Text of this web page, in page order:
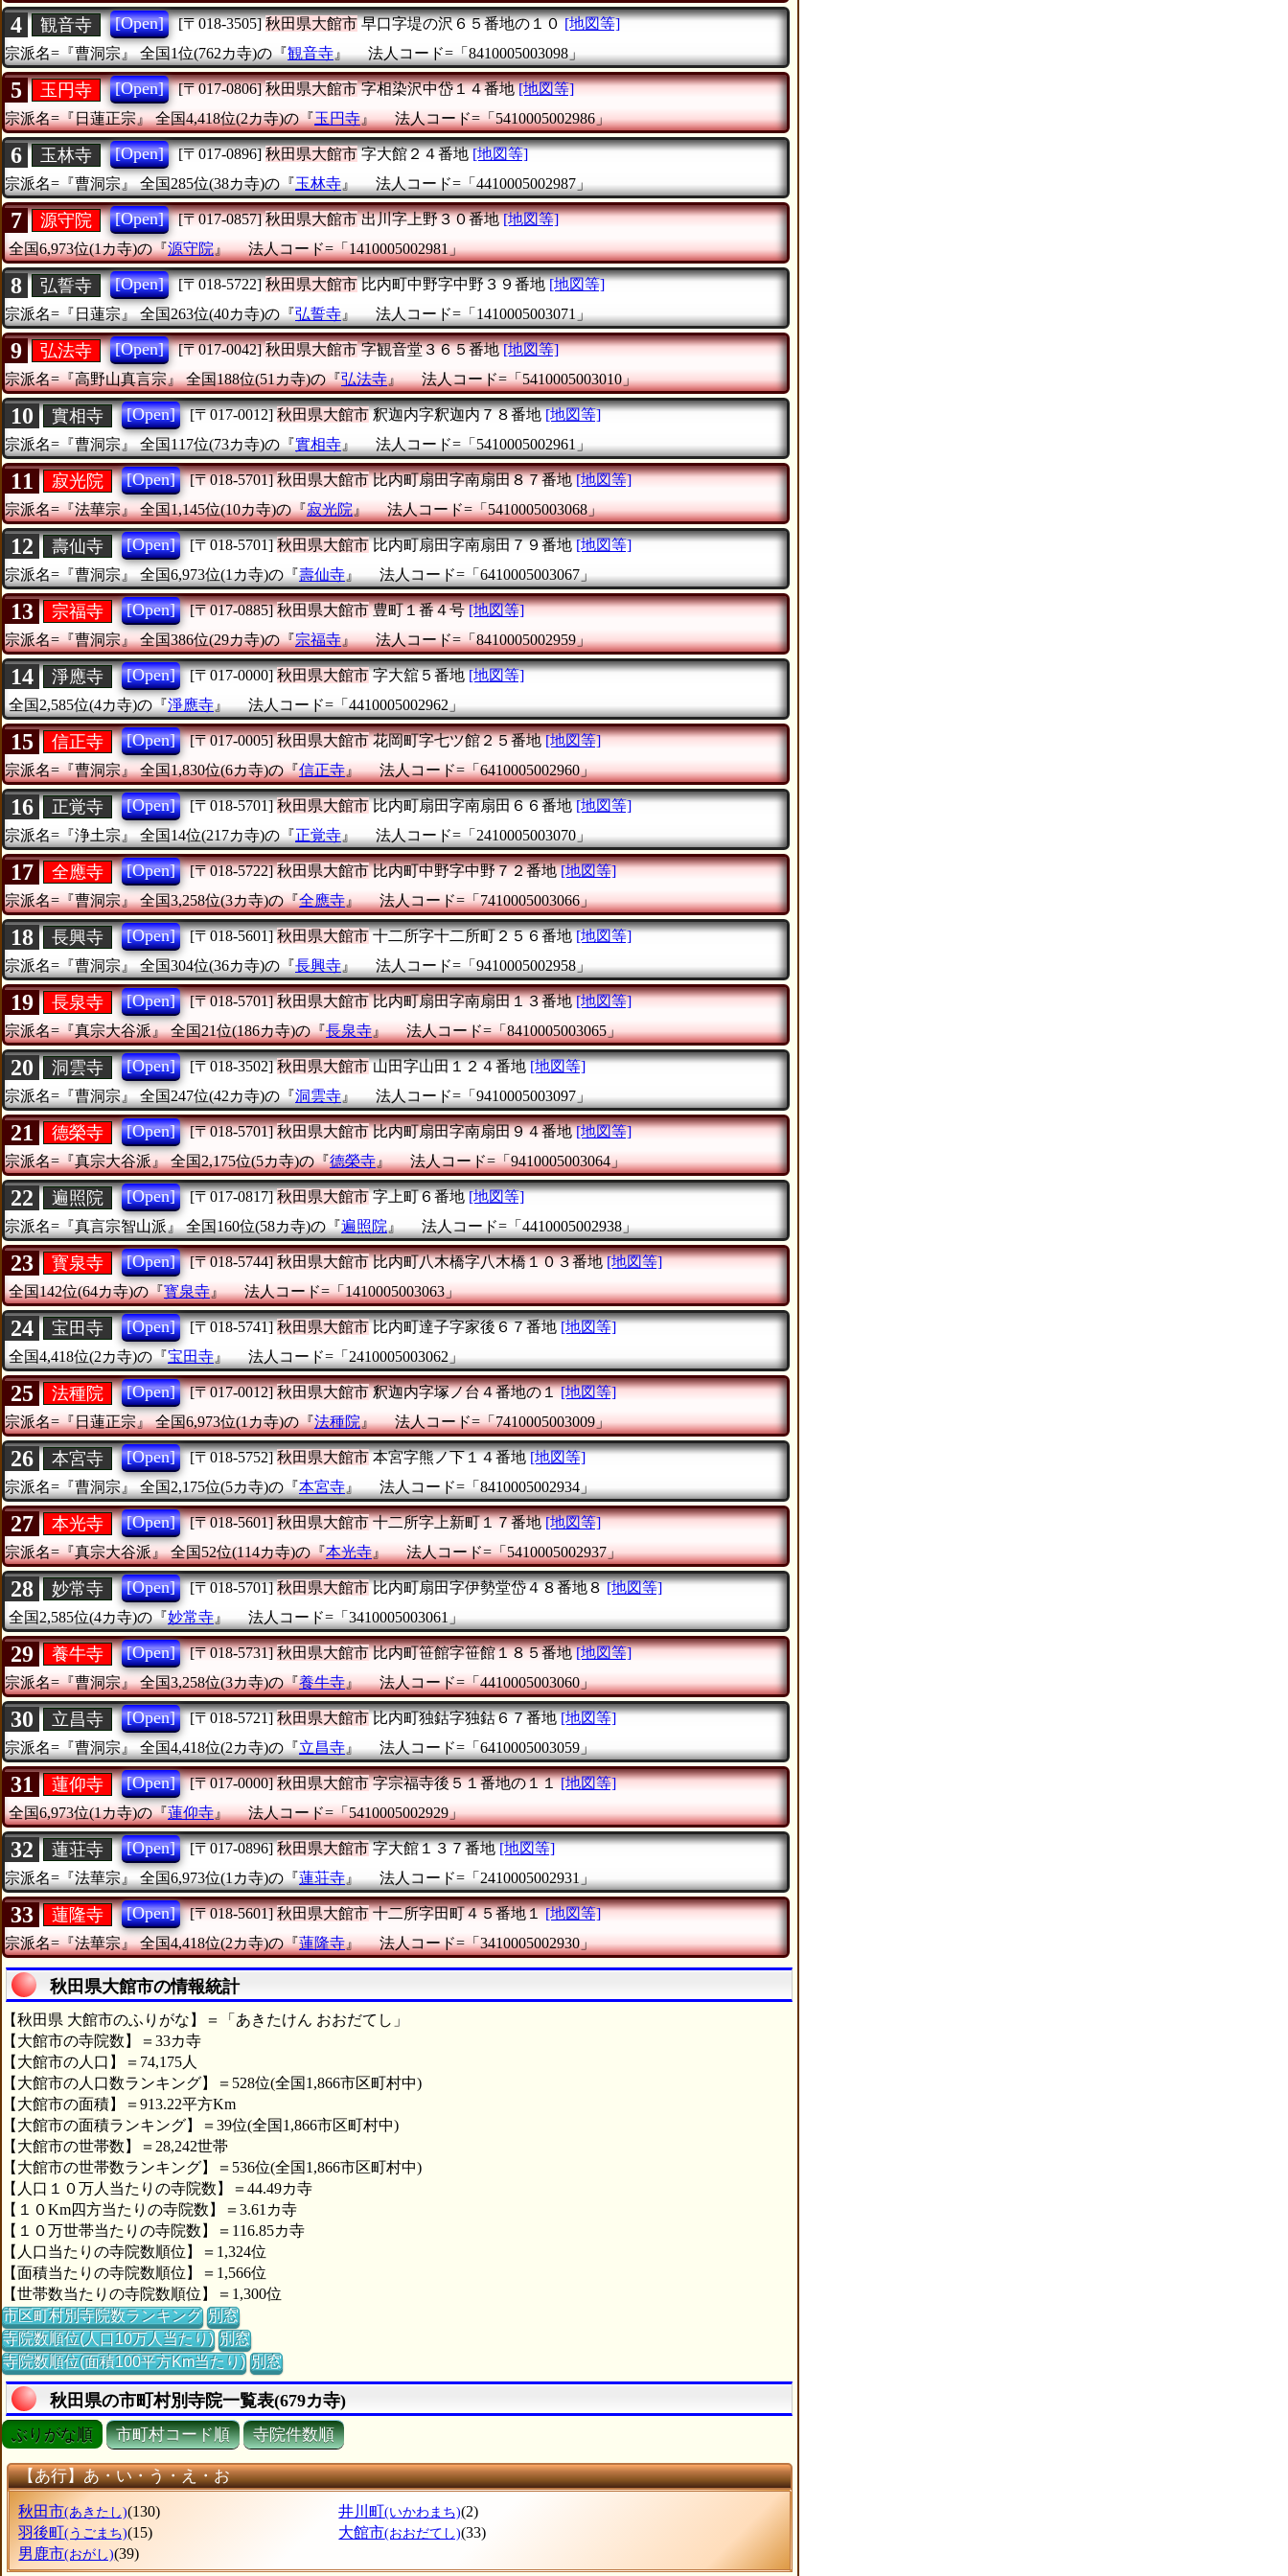
4 観音寺 [Open] [〒018-3505] 秋田県大館市早口字堤の沢６５番地の１０ [地図等]
宗派名=『曹洞宗』
全国1位(762カ寺)の『観音寺 』 法人コード=「8410005003098」
5 玉円寺 [Open] [〒017-0806] 秋田県大館市字相染沢中岱１４番地 [地図等]
宗派名=『日蓮正宗』 全国4,418位(2カ寺)の『玉円寺』 法人コード=「5410005002986」
6 玉林寺 [Open] [〒017-0896] 秋田県大館市字大館２４番地 [地図等]
宗派名=『曹洞宗』
全国285位(38カ寺)の『玉林寺 』 法人コード=「4410005002987」
7 源守院 [Open] [〒017-0857] 秋田県大館市出川字上野３０番地 [地図等]
全国6,973位(1カ寺)の『源守院』 法人コード=「1410005002981」
8 弘誓寺 [Open] [〒018-5722] 秋田県大館市比内町中野字中野３９番地 [地図等]
宗派名=『日蓮宗』
全国263位(40カ寺)の『弘誓寺 』 法人コード=「1410005003071」
9 弘法寺 [Open] [〒017-0042] 秋田県大館市字観音堂３６５番地 [地図等]
宗派名=『高野山真言宗』 全国188位(51カ寺)の『弘法寺』 法人コード=「5410005003010」
10 實相寺 [Open] [〒017-0012] 秋田県大館市釈迦内字釈迦内７８番地 [地図等]
宗派名=『曹洞宗』
全国117位(73カ寺)の『實相寺 』 法人コード=「5410005002961」
11 寂光院 [Open] [〒018-5701] 秋田県大館市比内町扇田字南扇田８７番地 [地図等]
宗派名=『法華宗』 全国1,145位(10カ寺)の『寂光院』 法人コード=「5410005003068」
12 壽仙寺 [Open] [〒018-5701] 秋田県大館市比内町扇田字南扇田７９番地 [地図等]
宗派名=『曹洞宗』
全国6,973位(1カ寺)の『壽仙寺 』 法人コード=「6410005003067」
13 宗福寺 [Open] [〒017-0885] 秋田県大館市豊町１番４号 [地図等]
宗派名=『曹洞宗』 全国386位(29カ寺)の『宗福寺』 法人コード=「8410005002959」
14 淨應寺 [Open] [〒017-0000] 秋田県大館市字大舘５番地 [地図等]
全国2,585位(4カ寺)の『淨應寺 』 法人コード=「4410005002962」
15 信正寺 [Open] [〒017-0005] 秋田県大館市花岡町字七ツ館２５番地 [地図等]
宗派名=『曹洞宗』 全国1,830位(6カ寺)の『信正寺』 法人コード=「6410005002960」
16 正覚寺 [Open] [〒018-5701] 秋田県大館市比内町扇田字南扇田６６番地 [地図等]
宗派名=『浄土宗』
全国14位(217カ寺)の『正覚寺 』 法人コード=「2410005003070」
17 全應寺 [Open] [〒018-5722] 秋田県大館市比内町中野字中野７２番地 [地図等]
宗派名=『曹洞宗』 全国3,258位(3カ寺)の『全應寺』 法人コード=「7410005003066」
18 長興寺 [Open] [〒018-5601] 秋田県大館市十二所字十二所町２５６番地 [地図等]
宗派名=『曹洞宗』
全国304位(36カ寺)の『長興寺 』 法人コード=「9410005002958」
19 長泉寺 [Open] [〒018-5701] 秋田県大館市比内町扇田字南扇田１３番地 [地図等]
宗派名=『真宗大谷派』 全国21位(186カ寺)の『長泉寺』 法人コード=「8410005003065」
20 洞雲寺 [Open] [〒018-3502] 秋田県大館市山田字山田１２４番地 [地図等]
宗派名=『曹洞宗』
全国247位(42カ寺)の『洞雲寺 』 法人コード=「9410005003097」
21 德榮寺 [Open] [〒018-5701] 秋田県大館市比内町扇田字南扇田９４番地 [地図等]
宗派名=『真宗大谷派』 全国2,175位(5カ寺)の『德榮寺』 法人コード=「9410005003064」
22 遍照院 [Open] [〒017-0817] 秋田県大館市字上町６番地 [地図等]
宗派名=『真言宗智山派』
全国160位(58カ寺)の『遍照院 』 法人コード=「4410005002938」
23 寳泉寺 [Open] [〒018-5744] 秋田県大館市比内町八木橋字八木橋１０３番地 [地図等]
全国142位(64カ寺)の『寳泉寺』 法人コード=「1410005003063」
24 宝田寺 [Open] [〒018-5741] 秋田県大館市比内町達子字家後６７番地 [地図等]
全国4,418位(2カ寺)の『宝田寺 』 法人コード=「2410005003062」
25 法種院 [Open] [〒017-0012] 秋田県大館市釈迦内字塚ノ台４番地の１ [地図等]
宗派名=『日蓮正宗』 全国6,973位(1カ寺)の『法種院』 法人コード=「7410005003009」
26 本宮寺 [Open] [〒018-5752] 秋田県大館市本宮字熊ノ下１４番地 [地図等]
宗派名=『曹洞宗』
全国2,175位(5カ寺)の『本宮寺 』 法人コード=「8410005002934」
27 本光寺 [Open] [〒018-5601] 秋田県大館市十二所字上新町１７番地 [地図等]
宗派名=『真宗大谷派』 全国52位(114カ寺)の『本光寺』 法人コード=「5410005002937」
28 妙常寺 [Open] [〒018-5701] 秋田県大館市比内町扇田字伊勢堂岱４８番地８ [地図等]
全国2,585位(4カ寺)の『妙常寺 』 法人コード=「3410005003061」
29 養牛寺 [Open] [〒018-5731] 秋田県大館市比内町笹館字笹館１８５番地 [地図等]
宗派名=『曹洞宗』 全国3,258位(3カ寺)の『養牛寺』 法人コード=「4410005003060」
30 立昌寺 [Open] [〒018-5721] 秋田県大館市比内町独鈷字独鈷６７番地 [地図等]
宗派名=『曹洞宗』
全国4,418位(2カ寺)の『立昌寺 』 法人コード=「6410005003059」
31 蓮仰寺 [Open] [〒017-0000] 秋田県大館市字宗福寺後５１番地の１１ [地図等]
全国6,973位(1カ寺)の『蓮仰寺』 法人コード=「5410005002929」
32 蓮荘寺 [Open] [〒017-0896] 秋田県大館市字大館１３７番地 [地図等]
宗派名=『法華宗』
全国6,973位(1カ寺)の『蓮荘寺 』 法人コード=「2410005002931」
33 蓮隆寺 [Open] [〒018-5601] 秋田県大館市十二所字田町４５番地１ [地図等]
宗派名=『法華宗』 全国4,418位(2カ寺)の『蓮隆寺』 法人コード=「3410005002930」
秋田県大館市の情報統計
【秋田県 大館市のふりがな】＝「あきたけん おおだてし」
【大館市の寺院数】＝33カ寺
【大館市の人口】＝74,175人
【大館市の人口数ランキング】＝528位(全国1,866市区町村中)
【大館市の面積】＝913.22平方Km
【大館市の面積ランキング】＝39位(全国1,866市区町村中)
【大館市の世帯数】＝28,242世帯
【大館市の世帯数ランキング】＝536位(全国1,866市区町村中)
【人口１０万人当たりの寺院数】＝44.49カ寺
【１０Km四方当たりの寺院数】＝3.61カ寺
【１０万世帯当たりの寺院数】＝116.85カ寺
【人口当たりの寺院数順位】＝1,324位
【面積当たりの寺院数順位】＝1,566位
【世帯数当たりの寺院数順位】＝1,300位
市区町村別寺院数ランキング 別窓
寺院数順位(人口10万人当たり) 別窓
寺院数順位(面積100平方Km当たり) 別窓
秋田県の市町村別寺院一覧表(679カ寺)
ぶりがな順 市町村コード順 寺院件数順
【あ行】あ・い・う・え・お
秋田市(あきたし)(130) 井川町(いかわまち)(2)
羽後町(うごまち)(15) 大館市(おおだてし)(33)
男鹿市(おがし)(39)